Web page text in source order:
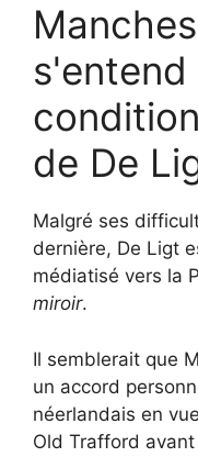
s'entend
de De
Malgré ses
dernière, De Ligt
médiatisé vers la
miroir.
Il semblerait que
un accord
néerlandais en
Old Trafford